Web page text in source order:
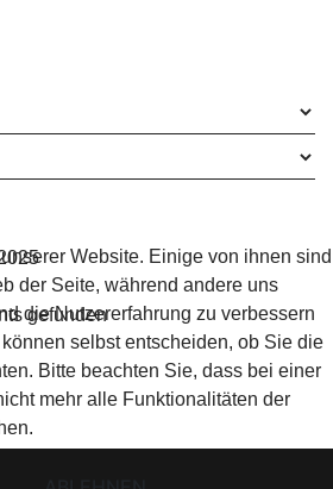
gefunden
Website. Einige von ihnen sind
der Seite, während andere uns
die Nutzererfahrung zu verbessern
selbst entscheiden, ob Sie die
Bitte beachten Sie, dass bei einer
mehr alle Funktionalitäten der